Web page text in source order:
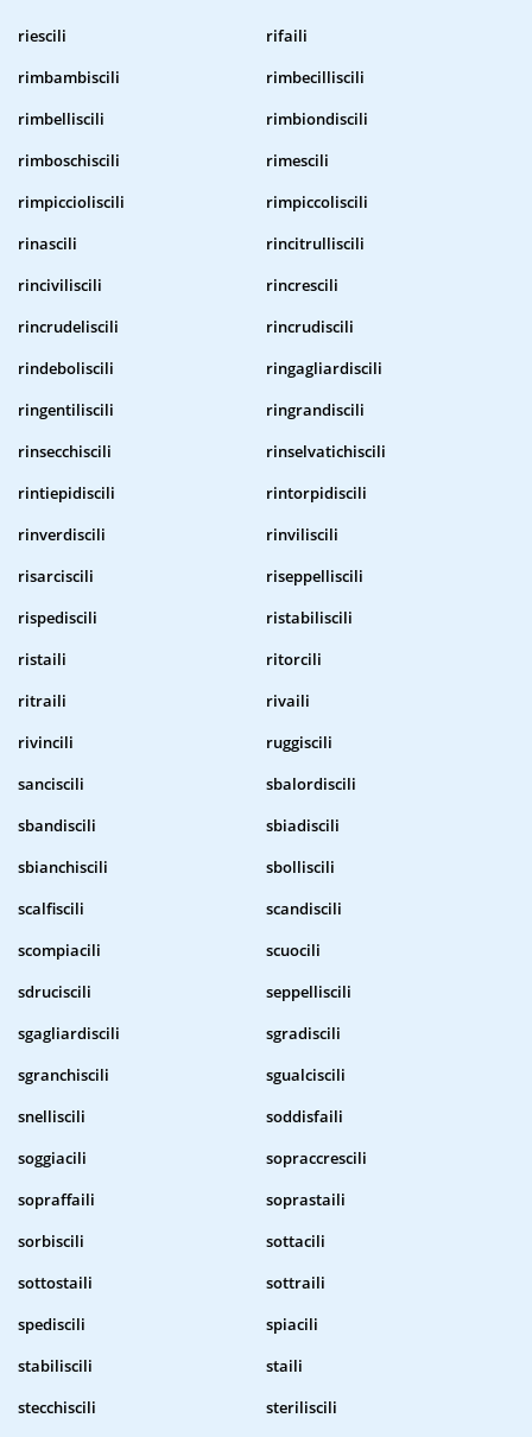
riescili
rifaili
rimbambiscili
rimbecilliscili
rimbelliscili
rimbiondiscili
rimboschiscili
rimescili
rimpiccioliscili
rimpiccoliscili
rinascili
rincitrulliscili
rinciviliscili
rincrescili
rincrudeliscili
rincrudiscili
rindeboliscili
ringagliardiscili
ringentiliscili
ringrandiscili
rinsecchiscili
rinselvatichiscili
rintiepidiscili
rintorpidiscili
rinverdiscili
rinviliscili
risarciscili
riseppelliscili
rispediscili
ristabiliscili
ristaili
ritorcili
ritraili
rivaili
rivincili
ruggiscili
sanciscili
sbalordiscili
sbandiscili
sbiadiscili
sbianchiscili
sbolliscili
scalfiscili
scandiscili
scompiacili
scuocili
sdruciscili
seppelliscili
sgagliardiscili
sgradiscili
sgranchiscili
sgualciscili
snelliscili
soddisfaili
soggiacili
sopraccrescili
sopraffaili
soprastaili
sorbiscili
sottacili
sottostaili
sottraili
spediscili
spiacili
stabiliscili
staili
stecchiscili
steriliscili